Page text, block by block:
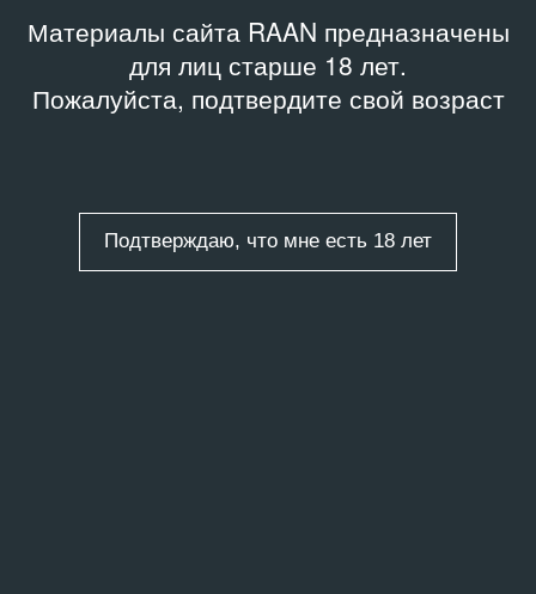
Материалы сайта RAAN предназначены
для лиц старше 18 лет.
Пожалуйста, подтвердите свой возраст
Подтверждаю, что мне есть 18 лет